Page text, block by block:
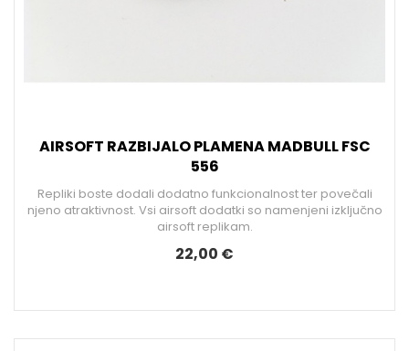
AIRSOFT RAZBIJALO PLAMENA MADBULL FSC
556
Repliki boste dodali dodatno funkcionalnost ter povečali
njeno atraktivnost. Vsi airsoft dodatki so namenjeni izključno
airsoft replikam.
22,00 €